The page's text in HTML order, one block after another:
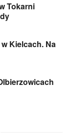
Tokarni
w Kielcach. Na